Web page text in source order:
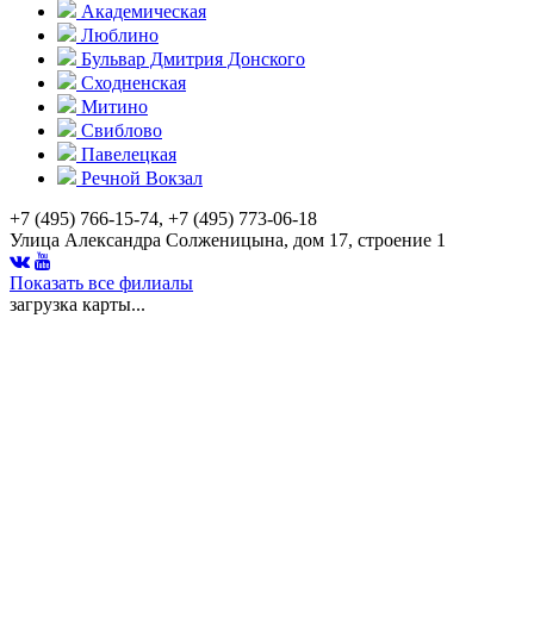
Академическая
Люблино
Бульвар Дмитрия Донского
Сходненская
Митино
Свиблово
Павелецкая
Речной Вокзал
+7 (495) 766-15-74, +7 (495) 773-06-18
Улица Александра Солженицына, дом 17, строение 1
Показать все филиалы
загрузка карты...